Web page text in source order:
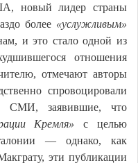
новый лидер страны
более «услужливым»
и это стало одной из
отношения
отмечают авторы
спровоцировали
СМИ, заявившие, что
Кремля» с целью
— однако, как
эти публикации